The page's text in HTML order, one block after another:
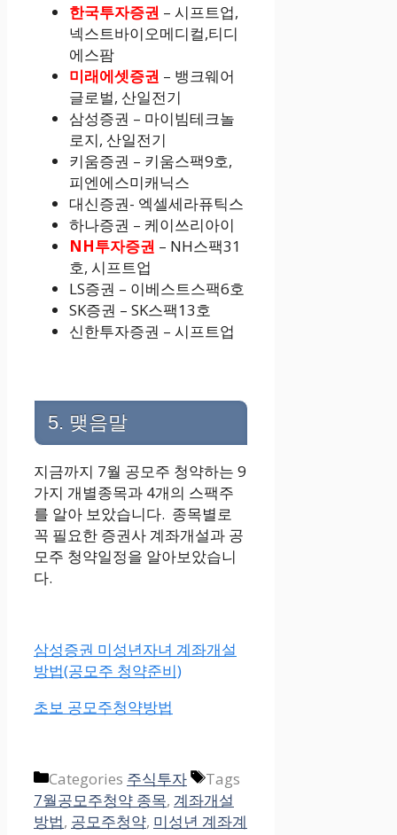
한국투자증권 – 시프트업,
넥스트바이오메디컬,티디
에스팜
미래에셋증권 – 뱅크웨어
글로벌, 산일전기
삼성증권 – 마이빔테크놀
로지, 산일전기
키움증권 – 키움스팩9호,
피엔에스미캐닉스
대신증권- 엑셀세라퓨틱스
하나증권 – 케이쓰리아이
NH투자증권 – NH스팩31
호, 시프트업
LS증권 – 이베스트스팩6호
SK증권 – SK스팩13호
신한투자증권 – 시프트업
5. 맺음말
지금까지 7월 공모주 청약하는 9
가지 개별종목과 4개의 스팩주
를 알아 보았습니다. 종목별로
꼭 필요한 증권사 계좌개설과 공
모주 청약일정을 알아보았습니
다.
삼성증권 미성년자녀 계좌개설
방법(공모주 청약준비)
초보 공모주청약방법
Categories 주식투자
Tags
7월공모주청약 종목, 계좌개설
방법, 공모주청약, 미성년 계좌계